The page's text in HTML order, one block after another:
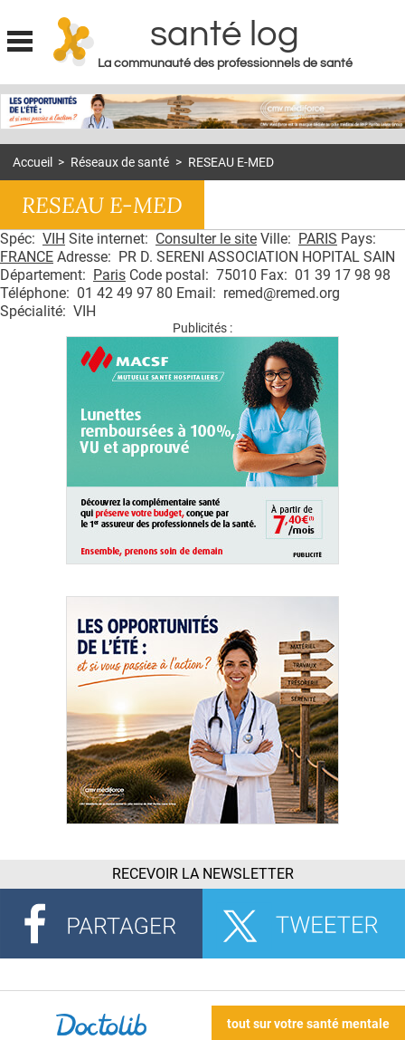
Jump to navigation
santé log
La communauté des professionnels de santé
MON COMPTE
ACTUS
DOSSIERS
RÉSEAUX
E-REVUE SAD
QUI SOMMES-NOUS ?
CONDITIONS GÉNÉRALES
Accueil > Réseaux de santé > RESEAU E-MED
RESEAU E-MED
Spéc: VIH Site internet: Consulter le site Ville: PARIS Pays:
FRANCE Adresse: PR D. SERENI ASSOCIATION HOPITAL SAIN
Département: Paris Code postal: 75010 Fax: 01 39 17 98 98
Téléphone: 01 42 49 97 80 Email: remed@remed.org
Spécialité: VIH
Publicités :
RECEVOIR LA NEWSLETTER
tout sur votre santé mentale